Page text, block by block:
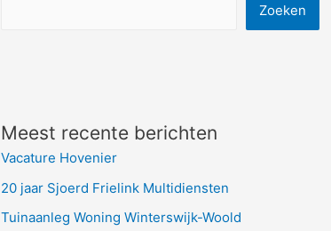
Zoeken
Meest recente berichten
Vacature Hovenier
20 jaar Sjoerd Frielink Multidiensten
Tuinaanleg Woning Winterswijk-Woold